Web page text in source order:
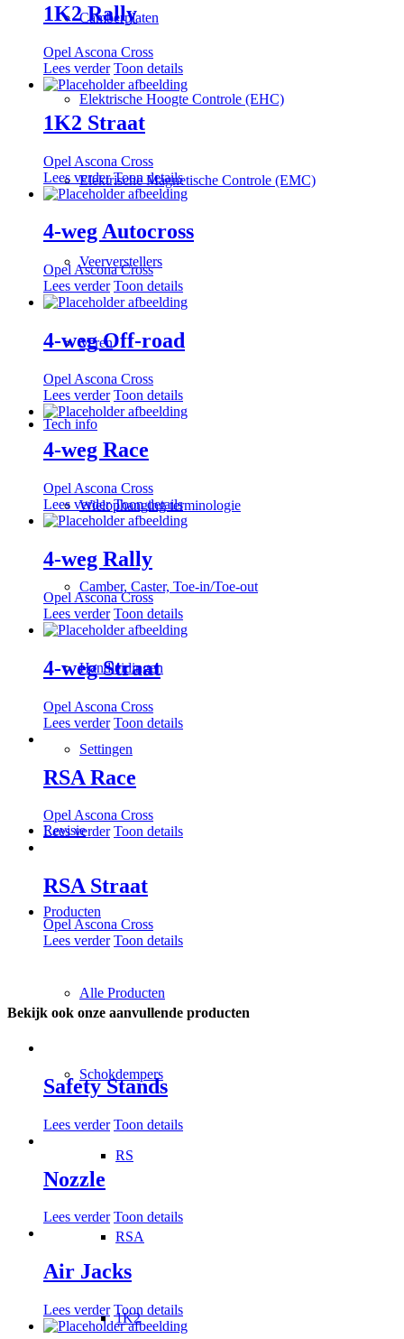
Camberplaten
Elektrische Hoogte Controle (EHC)
Elektrische Magnetische Controle (EMC)
Veerverstellers
Veren
Tech info
Wielophanging terminologie
Camber, Caster, Toe-in/Toe-out
Handleidingen
Settingen
Revisie
Producten
Alle Producten
Schokdempers
RS
RSA
1K2
1K2 Rally
Opel Ascona Cross
Lees verder Toon details
1K2 Straat
Opel Ascona Cross
Lees verder Toon details
4-weg Autocross
Opel Ascona Cross
Lees verder Toon details
4-weg Off-road
Opel Ascona Cross
Lees verder Toon details
4-weg Race
Opel Ascona Cross
Lees verder Toon details
4-weg Rally
Opel Ascona Cross
Lees verder Toon details
4-weg Straat
Opel Ascona Cross
Lees verder Toon details
RSA Race
Opel Ascona Cross
Lees verder Toon details
RSA Straat
Opel Ascona Cross
Lees verder Toon details
Bekijk ook onze aanvullende producten
Safety Stands
Lees verder Toon details
Nozzle
Lees verder Toon details
Air Jacks
Lees verder Toon details